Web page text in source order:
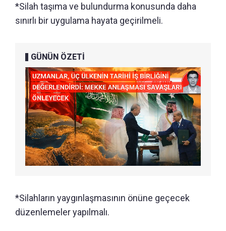
*Silah taşıma ve bulundurma konusunda daha
sınırlı bir uygulama hayata geçirilmeli.
GÜNÜN ÖZETİ
*Silahların yaygınlaşmasının önüne geçecek
düzenlemeler yapılmalı.